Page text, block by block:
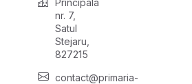
Principală
nr. 7,
Satul
Stejaru,
827215
contact@primaria-